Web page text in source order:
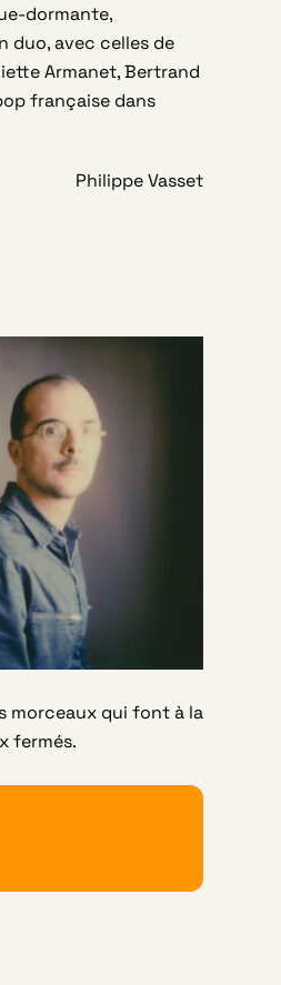
dormante,
duo, avec celles de
Armanet, Bertrand
française dans
Philippe Vasset
morceaux qui font à la
fermés.